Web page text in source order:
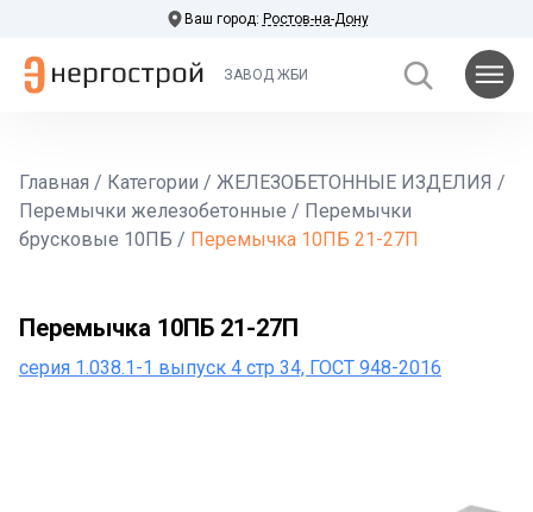
Ваш город: Ростов-на-Дону
ЗАВОД ЖБИ
Главная / Категории / ЖЕЛЕЗОБЕТОННЫЕ ИЗДЕЛИЯ /
Перемычки железобетонные / Перемычки
брусковые 10ПБ / Перемычка 10ПБ 21-27П
Перемычка 10ПБ 21-27П
серия 1.038.1-1 выпуск 4 стр 34, ГОСТ 948-2016